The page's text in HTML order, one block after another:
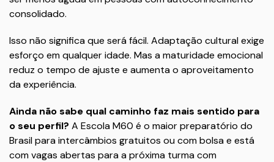
consolidado.
Isso não significa que será fácil. Adaptação cultural exige
esforço em qualquer idade. Mas a maturidade emocional
reduz o tempo de ajuste e aumenta o aproveitamento
da experiência.
Ainda não sabe qual caminho faz mais sentido para
o seu perfil? A Escola M60 é o maior preparatório do
Brasil para intercâmbios gratuitos ou com bolsa e está
com vagas abertas para a próxima turma com